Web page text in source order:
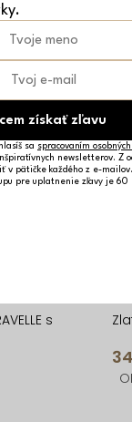
s
získať zľavu
sa spracovaním
newsletterov. Z
v pätičke každého z e-mailov.
pre uplatnenie zľavy je 60